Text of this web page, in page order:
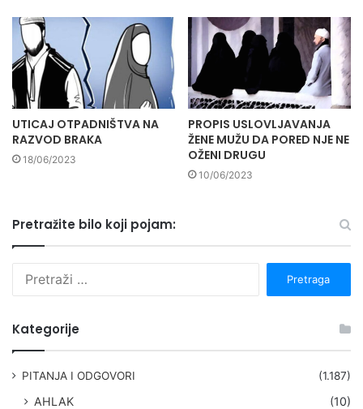
UTICAJ OTPADNIŠTVA NA
RAZVOD BRAKA
18/06/2023
PROPIS USLOVLJAVANJA
ŽENE MUŽU DA PORED NJE NE
OŽENI DRUGU
10/06/2023
Pretražite bilo koji pojam:
Kategorije
PITANJA I ODGOVORI (1.187)
AHLAK
(10)